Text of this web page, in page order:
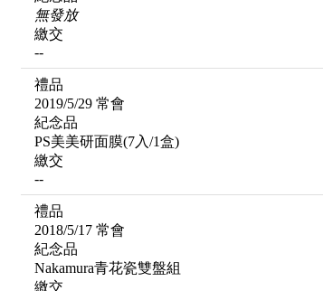
無發放
繳交
--
禮品
2019/5/29 常會
紀念品
PS美美研面膜(7入/1盒)
繳交
--
禮品
2018/5/17 常會
紀念品
Nakamura青花瓷雙盤組
繳交